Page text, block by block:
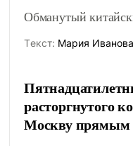
Обманутый
Tекст: Мария Иванова
расторгнутого
Москву прямым